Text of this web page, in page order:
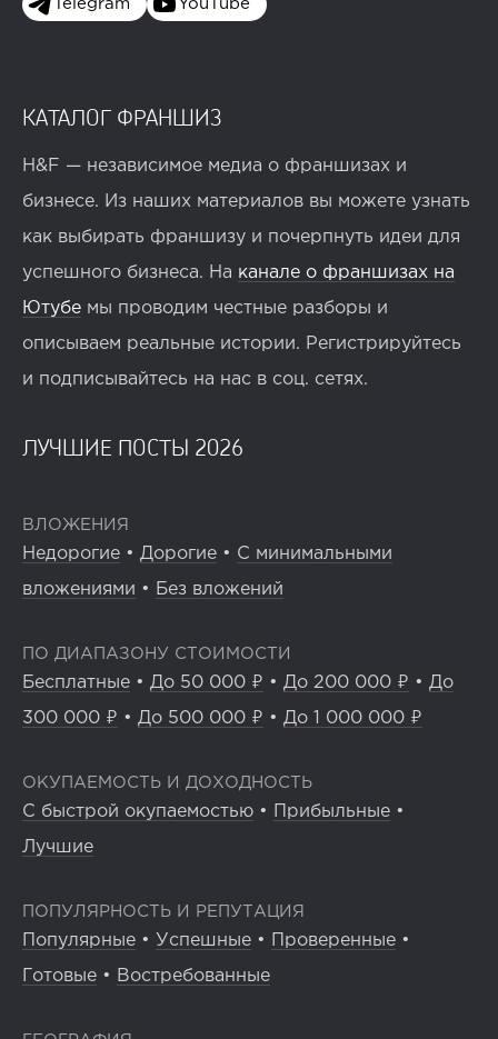
Telegram YouTube
КАТАЛОГ ФРАНШИЗ
H&F — независимое медиа о франшизах и
бизнесе. Из наших материалов вы можете узнать
как выбирать франшизу и почерпнуть идеи для
успешного бизнеса. На канале о франшизах на
Ютубе мы проводим честные разборы и
описываем реальные истории. Регистрируйтесь
и подписывайтесь на нас в соц. сетях.
ЛУЧШИЕ ПОСТЫ 2026
ВЛОЖЕНИЯ
Недорогие • Дорогие • С минимальными
вложениями • Без вложений
ПО ДИАПАЗОНУ СТОИМОСТИ
Бесплатные • До 50 000 ₽ • До 200 000 ₽ • До
300 000 ₽ • До 500 000 ₽ • До 1 000 000 ₽
ОКУПАЕМОСТЬ И ДОХОДНОСТЬ
С быстрой окупаемостью • Прибыльные •
Лучшие
ПОПУЛЯРНОСТЬ И РЕПУТАЦИЯ
Популярные • Успешные • Проверенные •
Готовые • Востребованные